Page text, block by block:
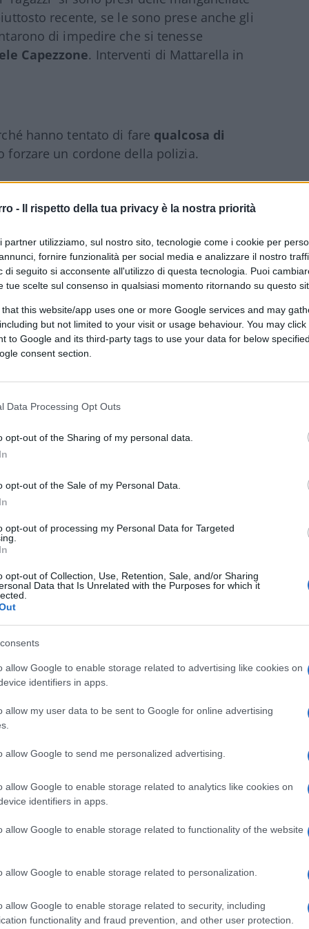
- Il rispetto della tua privacy è la nostra priorità
partner utilizziamo, sul nostro sito, tecnologie come i cookie per
fornire funzionalità per social media e analizzare il nostro
di seguito si acconsente all'utilizzo di questa tecnologia. Puoi
tue scelte sul consenso in qualsiasi momento ritornando su questo
that this website/app uses one or more Google services and may
but not limited to your visit or usage behaviour. You may
to Google and its third-party tags to use your data for below
consent section.
Data Processing Opt Outs
opt-out of the Sharing of my personal data.
opt-out of the Sale of my Personal Data.
opt-out of processing my Personal Data for Targeted
opt-out of Collection, Use, Retention, Sale, and/or Sharing
Data that Is Unrelated with the Purposes for which it
allow Google to enable storage related to advertising like cookies on
identifiers in apps.
allow my user data to be sent to Google for online advertising
allow Google to send me personalized advertising.
allow Google to enable storage related to analytics like cookies on
identifiers in apps.
allow Google to enable storage related to functionality of the website
allow Google to enable storage related to personalization.
allow Google to enable storage related to security, including
functionality and fraud prevention, and other user protection.
recente, se le sono prese anche gli
di impedire che si tenesse
Capezzone. Interventi di Mattarella in
hanno tentato di fare qualcosa di
forzare un cordone della polizia.
occasione peggiore per
unagrande responsabilità.
Forse. Ma come detto, non è la
ci sono video che mostrano i “ragazzi”
si scorge sempre in queste mischie…)
di polizia
a Pisa e il consolato Usa a Firenze.
sulla loro posizione, mentre i
aggrediscono un cameraman e un
il più possibile, per evitare lo scontro,
oggi, sicuramente con le migliori
e copertura
a sfidare la polizia. Una grande
nei panni di chi gestirà l’ordine
Israele ad esistere come Stato, piazze
come notato da molti osservatori, che
gli stessi slogan di
Israele partner del genocidio”e
al corteo di ieri a Milano.
sul tema – in realtà abbastanza
il presidente ha scelto
non meritavano questo assist. Piuttosto,
del governo Meloni il ruolo di qualche
per creare un clima da “scontro